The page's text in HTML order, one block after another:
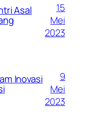
Asal
15
Mei
2023
Inovasi
9
Mei
2023